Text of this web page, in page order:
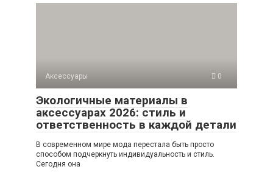
Аксессуары 0
Экологичные материалы в
аксессуарах 2026: стиль и
ответственность в каждой детали
В современном мире мода перестала быть просто
способом подчеркнуть индивидуальность и стиль.
Сегодня она